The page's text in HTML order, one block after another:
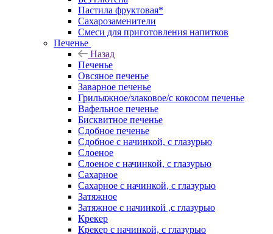
Пастила фруктовая*
Сахарозаменители
Смеси для приготовления напитков
Печенье
Назад
Печенье
Овсяное печенье
Заварное печенье
Грильяжное/злаковое/с кокосом печенье
Вафельное печенье
Бисквитное печенье
Сдобное печенье
Сдобное с начинкой, с глазурью
Слоеное
Слоеное с начинкой, с глазурью
Сахарное
Сахарное с начинкой, с глазурью
Затяжное
Затяжное с начинкой ,с глазурью
Крекер
Крекер с начинкой, с глазурью